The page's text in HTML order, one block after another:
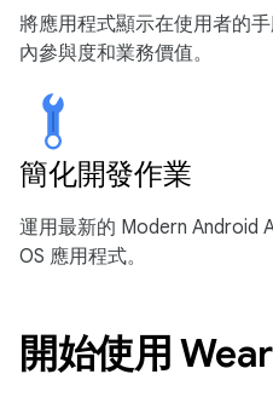
將應用程式顯示在使用者的
內參與度和業務價值。
簡化開發作業
運用最新的 Modern Android
OS 應用程式。
開始使用